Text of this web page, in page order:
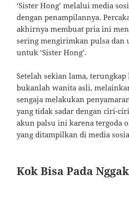
‘Sister Hong’ melalui media
dengan penampilannya.
akhirnya membuat pria ini
sering mengirimkan pulsa dan
untuk ‘Sister Hong’.
Setelah sekian lama, terungkap
bukanlah wanita asli,
sengaja melakukan
yang tidak sadar dengan ciri-
akun palsu ini karena tergoda
yang ditampilkan di media
Kok Bisa Pada